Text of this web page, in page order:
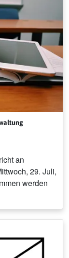
an
29. Juli,
werden